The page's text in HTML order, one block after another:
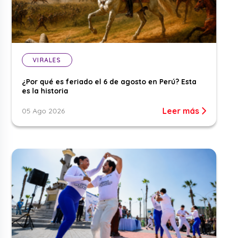
VIRALES
¿Por qué es feriado el 6 de agosto en Perú? Esta
es la historia
05 Ago 2026 Leer más